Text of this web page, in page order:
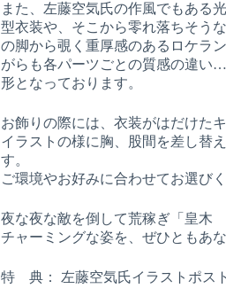
また、左藤空気氏の作風でもある
型衣装や、そこから零れ落ちそう
の脚から覗く重厚感のあるロケラ
がらも各パーツごとの質感の違い
形となっております。
お飾りの際には、衣装がはだけた
イラストの様に胸、股間を差し替
す。
ご環境やお好みに合わせてお選びく
夜な夜な敵を倒して荒稼ぎ「皇木
チャーミングな姿を、ぜひともあ
特 典： 左藤空気氏イラストポス